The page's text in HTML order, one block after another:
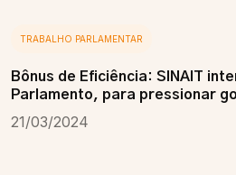
TRABALHO PARLAMENTAR
Bônus de Eficiência: SINAIT
Parlamento, para pressionar
21/03/2024